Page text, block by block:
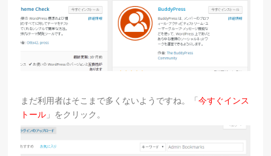
まだ利用者はそこまで多くないようですね。「今すぐインス
トール 」をクリック。